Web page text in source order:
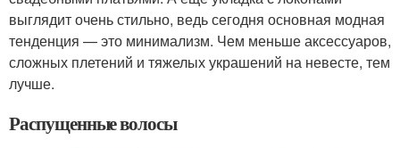
выглядит очень стильно, ведь сегодня основная модная
тенденция — это минимализм. Чем меньше аксессуаров,
сложных плетений и тяжелых украшений на невесте, тем
лучше.
Распущенные волосы